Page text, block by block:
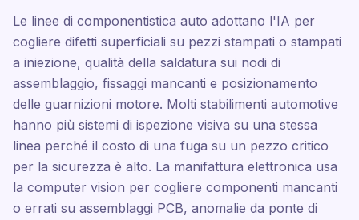
Le linee di componentistica auto adottano l'IA per
cogliere difetti superficiali su pezzi stampati o stampati
a iniezione, qualità della saldatura sui nodi di
assemblaggio, fissaggi mancanti e posizionamento
delle guarnizioni motore. Molti stabilimenti automotive
hanno più sistemi di ispezione visiva su una stessa
linea perché il costo di una fuga su un pezzo critico
per la sicurezza è alto. La manifattura elettronica usa
la computer vision per cogliere componenti mancanti
o errati su assemblaggi PCB, anomalie da ponte di